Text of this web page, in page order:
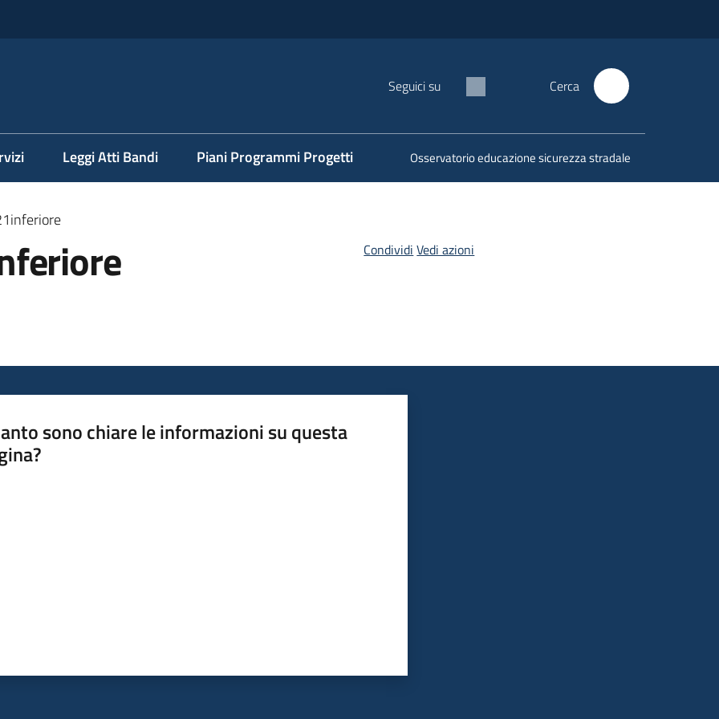
Seguici su Cerca
Leggi Atti Bandi Piani Programmi Progetti Osservatorio educazione sicurezza stradale
Condividi Vedi azioni
sono chiare le informazioni su questa